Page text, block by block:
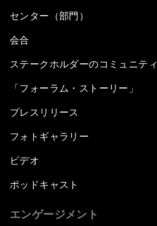
センター（部門）
会合
ステークホルダーのコミュニティ
「フォーラム・ストーリー」
プレスリリース
フォトギャラリー
ビデオ
ポッドキャスト
エンゲージメント